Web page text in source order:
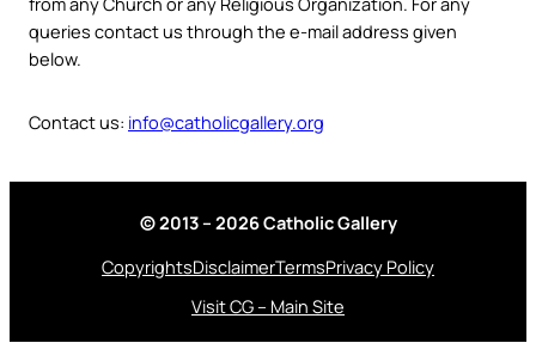
queries contact us through the e-mail address given
below.
Contact us: info@catholicgallery.org
© 2013 – 2026 Catholic Gallery
CopyrightsDisclaimerTermsPrivacy Policy
Visit CG – Main Site